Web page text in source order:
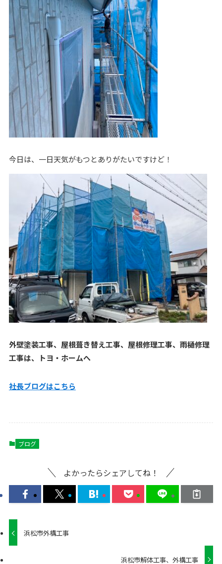
今日は、一日天気がもつとありがたいですけど！
外壁塗装工事、屋根葺き替え工事、屋根修理工事、雨樋修理
工事は、トヨ・ホームへ
社長ブログはこちら
ブログ
よかったらシェアしてね！
浜松市外構工事
浜松市解体工事、外構工事